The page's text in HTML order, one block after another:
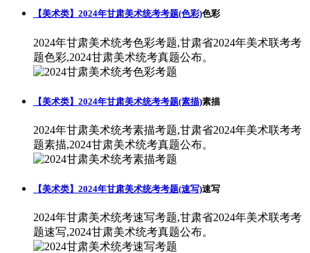
【美术类】2024年甘肃美术统考考题(色彩)色彩
2024年甘肃美术统考色彩考题,甘肃省2024年美术联考考
题色彩,2024甘肃美术统考真题公布。
【美术类】2024年甘肃美术统考考题(素描)素描
2024年甘肃美术统考素描考题,甘肃省2024年美术联考考
题素描,2024甘肃美术统考真题公布。
【美术类】2024年甘肃美术统考考题(速写)速写
2024年甘肃美术统考速写考题,甘肃省2024年美术联考考
题速写,2024甘肃美术统考真题公布。